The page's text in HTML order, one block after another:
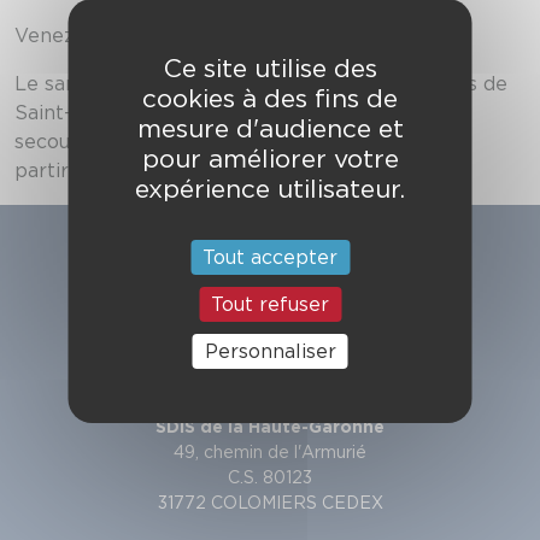
Venez nombreux !
Le samedi 24 septembre, les sapeurs-pompiers de
Saint-Lys ouvrent les portes de leur centre de
secours au grand public. Ils vous accueilleront à
partir de 10h00.
SDIS de la Haute-Garonne
49, chemin de l'Armurié
C.S. 80123
31772 COLOMIERS CEDEX
Ce site utilise des
cookies à des fins de
mesure d'audience et
pour améliorer votre
expérience utilisateur.
Tout accepter
Tout refuser
Personnaliser